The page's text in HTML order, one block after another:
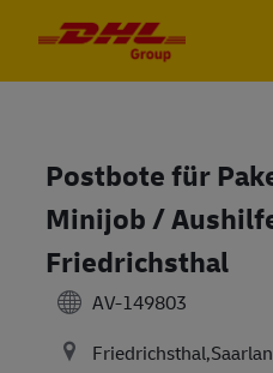
Postbote für
Minijob /
Friedrichsthal
AV-149803